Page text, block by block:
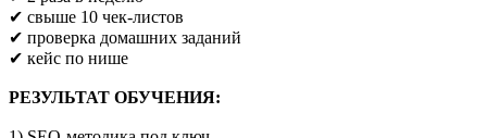
✔ свыше 10 чек-листов
✔ проверка домашних заданий
✔ кейс по нише
РЕЗУЛЬТАТ ОБУЧЕНИЯ: